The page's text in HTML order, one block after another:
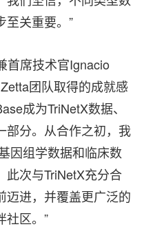
至关重要。”
首席技术官Ignacio
团队取得的成就感
成为TriNetX数据、
部分。从合作之初，我
因组学数据和临床数
此次与TriNetX充分合
迈进，并覆盖更广泛的
社区。”